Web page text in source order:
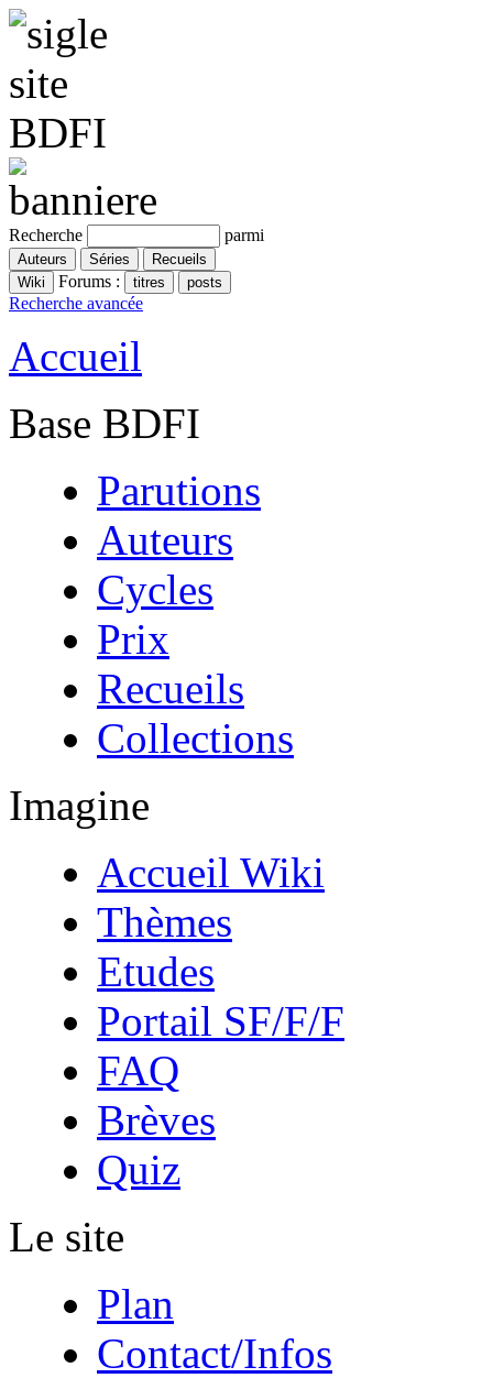
Recherche parmi
Forums :
Recherche avancée
Accueil
Base BDFI
Parutions
Auteurs
Cycles
Prix
Recueils
Collections
Imagine
Accueil Wiki
Thèmes
Etudes
Portail SF/F/F
FAQ
Brèves
Quiz
Le site
Plan
Contact/Infos